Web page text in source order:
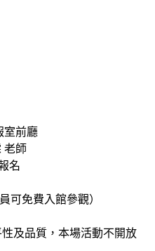
室前廳
老師
名
可免費入館參觀）
及品質，本場活動不開放